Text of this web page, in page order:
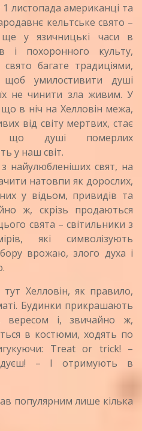
американці та
кельтське свято –
ще у язичницькі часи в
і похоронного культу,
багате традиціями,
умилостивити душі
не чинити зла живим. У
в ніч на Хелловін межа,
від світу мертвих, стає
що душі померлих
у наш світ.
найулюбленіших свят, на
натовпи як дорослих,
у відьом, привидів та
ж, скрізь продаються
свята – світильники з
які символізують
врожаю, злого духа і
Хелловін, як правило,
Будинки прикрашають
вересом і, звичайно ж,
в костюми, ходять по
Treat or trick! –
– І отримують в
популярним лише кілька